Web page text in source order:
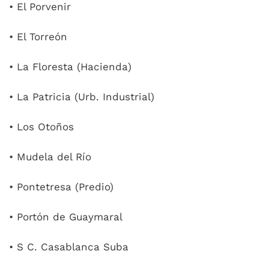
• El Porvenir
• El Torreón
• La Floresta (Hacienda)
• La Patricia (Urb. Industrial)
• Los Otoños
• Mudela del Río
• Pontetresa (Predio)
• Portón de Guaymaral
• S C. Casablanca Suba